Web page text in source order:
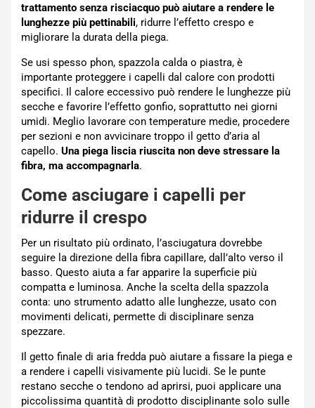
trattamento senza risciacquo può aiutare a rendere le
lunghezze più pettinabili, ridurre l’effetto crespo e
migliorare la durata della piega.
Se usi spesso phon, spazzola calda o piastra, è
importante proteggere i capelli dal calore con prodotti
specifici. Il calore eccessivo può rendere le lunghezze più
secche e favorire l’effetto gonfio, soprattutto nei giorni
umidi. Meglio lavorare con temperature medie, procedere
per sezioni e non avvicinare troppo il getto d’aria al
capello. Una piega liscia riuscita non deve stressare la
fibra, ma accompagnarla.
Come asciugare i capelli per
ridurre il crespo
Per un risultato più ordinato, l’asciugatura dovrebbe
seguire la direzione della fibra capillare, dall’alto verso il
basso. Questo aiuta a far apparire la superficie più
compatta e luminosa. Anche la scelta della spazzola
conta: uno strumento adatto alle lunghezze, usato con
movimenti delicati, permette di disciplinare senza
spezzare.
Il getto finale di aria fredda può aiutare a fissare la piega e
a rendere i capelli visivamente più lucidi. Se le punte
restano secche o tendono ad aprirsi, puoi applicare una
piccolissima quantità di prodotto disciplinante solo sulle